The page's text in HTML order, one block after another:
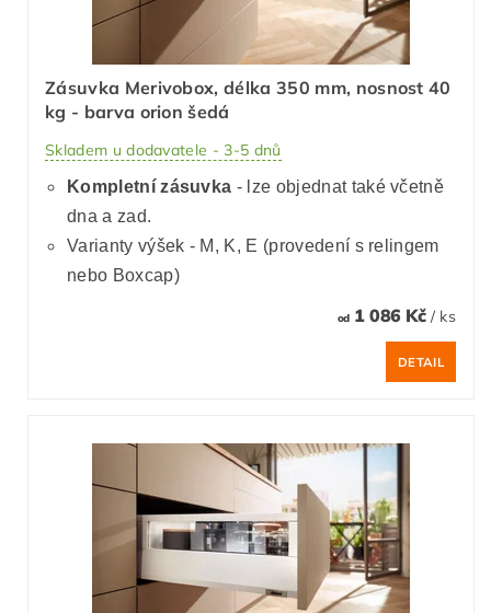
Zásuvka Merivobox, délka 350 mm, nosnost 40
kg - barva orion šedá
Skladem u dodavatele - 3-5 dnů
Kompletní zásuvka - lze objednat také včetně
dna a zad.
Varianty výšek - M, K, E (provedení s relingem
nebo Boxcap)
od1 086 Kč / ks
DETAIL